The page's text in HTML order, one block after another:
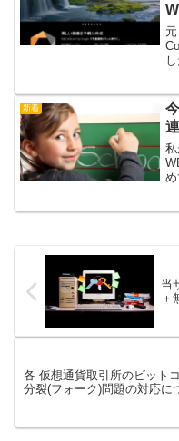
新着
当
＋
各 仮想通貨取引所のビット
分裂(フォーク)問題の対応に